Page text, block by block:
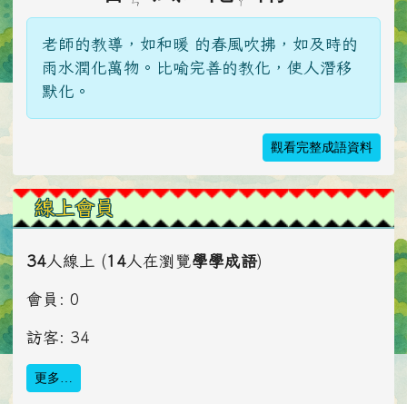
老師的教導，如和暖 的春風吹拂，如及時的
雨水潤化萬物。比喻完善的教化，使人潛移
默化。
觀看完整成語資料
線上會員
34 人線上 (14 人在瀏覽學學成語)
會員: 0
訪客: 34
更多…